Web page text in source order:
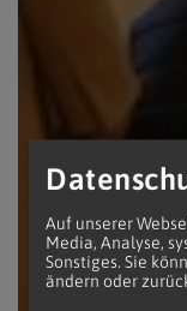
Auf unserer
Media, Analyse,
Sonstiges. Sie
ändern oder